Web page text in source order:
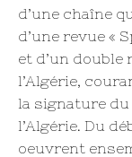
d’une chaîne
d’une revue «
et d’un
l’Algérie,
la signature du
l’Algérie. Du
oeuvrent